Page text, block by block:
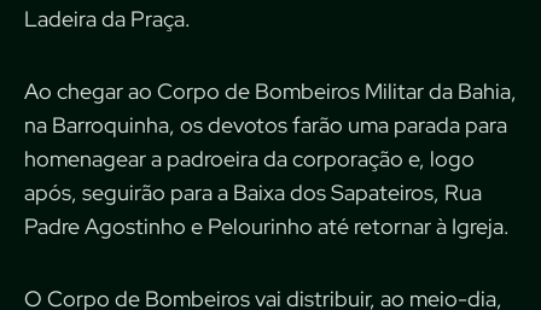
Ladeira da Praça.
Ao chegar ao Corpo de Bombeiros Militar da Bahia,
na Barroquinha, os devotos farão uma parada para
homenagear a padroeira da corporação e, logo
após, seguirão para a Baixa dos Sapateiros, Rua
Padre Agostinho e Pelourinho até retornar à Igreja.
O Corpo de Bombeiros vai distribuir, ao meio-dia,